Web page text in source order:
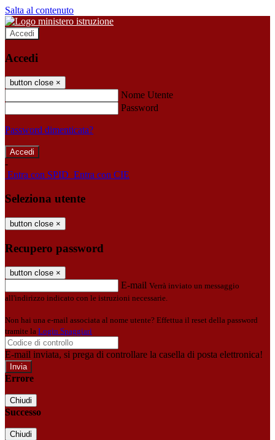
Salta al contenuto
Accedi
Accedi
button close ×
Nome Utente
Password
Password dimenticata?
-
Entra con SPID Entra con CIE
Seleziona utente
button close ×
Recupero password
button close ×
E-mail Verrà inviato un messaggio
all'indirizzo indicato con le istruzioni necessarie.
Non hai una e-mail associata al nome utente? Effettua il reset della password
tramite la Login Spaggiari
E-mail inviata, si prega di controllare la casella di posta elettronica!
Errore
Chiudi
Successo
Chiudi